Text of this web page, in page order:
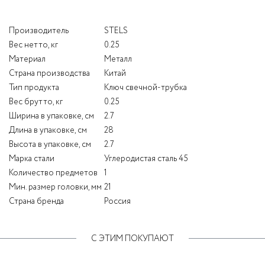
Производитель
STELS
Вес нетто, кг
0.25
Материал
Металл
Страна производства
Китай
Тип продукта
Ключ свечной-трубка
Вес брутто, кг
0.25
Ширина в упаковке, см
2.7
Длина в упаковке, см
28
Высота в упаковке, см
2.7
Марка стали
Углеродистая сталь 45
Количество предметов 1
Мин. размер головки, мм 21
Страна бренда
Россия
С ЭТИМ ПОКУПАЮТ